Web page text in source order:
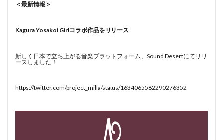
＜最新情報＞
Kagura Yosakoi Girlコラボ作品をリリース
新しく日本で立ち上がる音楽プラットフォーム、Sound Desertにてリリ
ースしました！
https://twitter.com/project_milla/status/1634065582290276352